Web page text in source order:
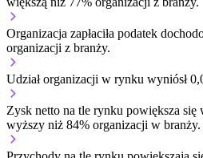
Organizacja zapłaciła podatek
organizacji z branży.
Udział organizacji w rynku wyniósł
Zysk netto na tle rynku powiększa się
wyższy niż 84% organizacji w branży.